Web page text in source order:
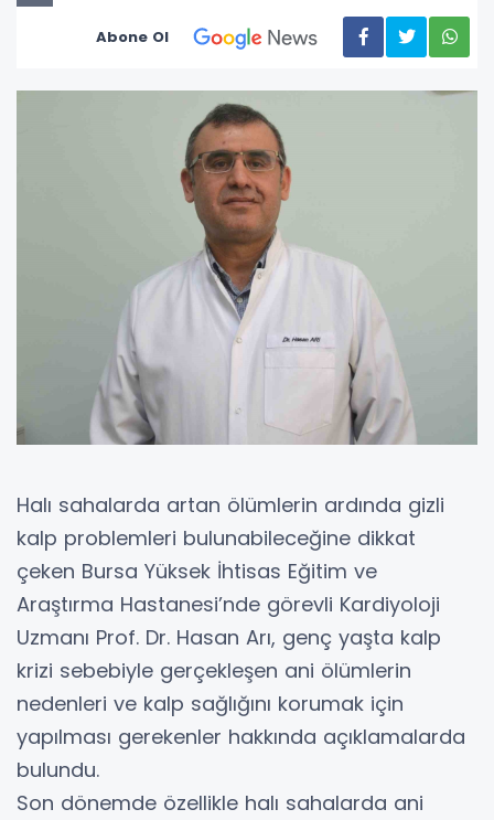
Abone Ol
Halı sahalarda artan ölümlerin ardında gizli
kalp problemleri bulunabileceğine dikkat
çeken Bursa Yüksek İhtisas Eğitim ve
Araştırma Hastanesi’nde görevli Kardiyoloji
Uzmanı Prof. Dr. Hasan Arı, genç yaşta kalp
krizi sebebiyle gerçekleşen ani ölümlerin
nedenleri ve kalp sağlığını korumak için
yapılması gerekenler hakkında açıklamalarda
bulundu.
Son dönemde özellikle halı sahalarda ani